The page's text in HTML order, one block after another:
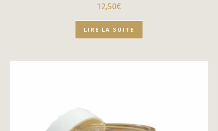
12,50€
LIRE LA SUITE